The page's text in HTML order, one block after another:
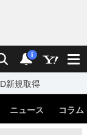
検索 通知
i
新規取得
ニュース コラム